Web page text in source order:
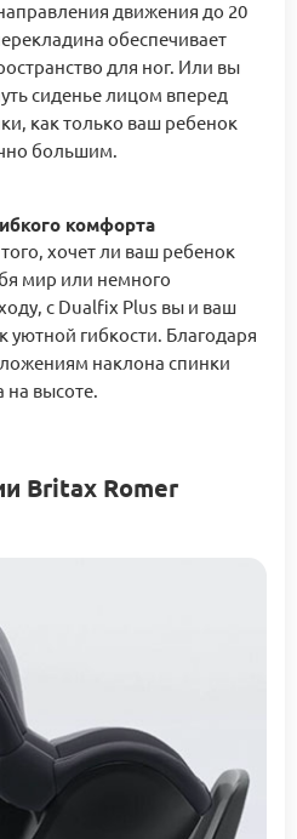
движения до 20
обеспечивает
для ног. Или вы
сиденье лицом вперед
как только ваш ребенок
большим.
комфорта
хочет ли ваш ребенок
мир или немного
с Dualfix Plus вы и ваш
уютной гибкости. Благодаря
наклона спинки
на высоте.
Britax Romer